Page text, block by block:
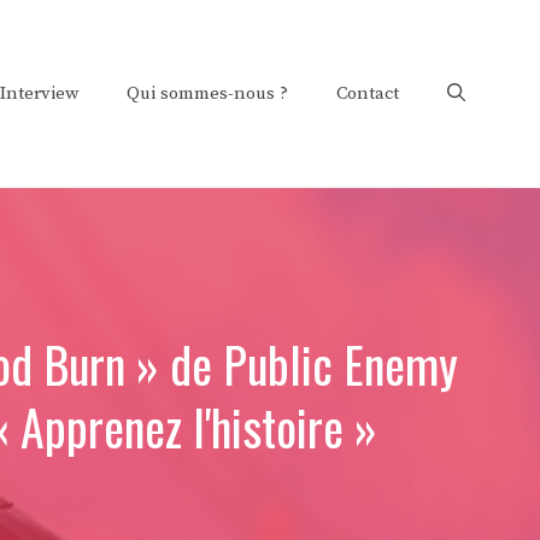
Interview Qui sommes-nous ? Contact
Burn » de Public Enemy
l'histoire »